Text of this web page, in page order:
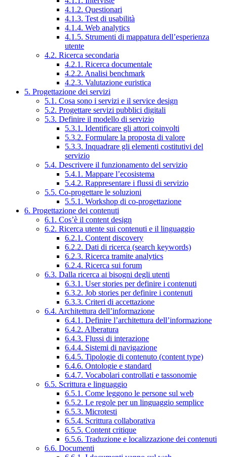
4.1.2. Questionari
4.1.3. Test di usabilità
4.1.4. Web analytics
4.1.5. Strumenti di mappatura dell’esperienza
utente
4.2. Ricerca secondaria
4.2.1. Ricerca documentale
4.2.2. Analisi benchmark
4.2.3. Valutazione euristica
5. Progettazione dei servizi
5.1. Cosa sono i servizi e il service design
5.2. Progettare servizi pubblici digitali
5.3. Definire il modello di servizio
5.3.1. Identificare gli attori coinvolti
5.3.2. Formulare la proposta di valore
5.3.3. Inquadrare gli elementi costitutivi del
servizio
5.4. Descrivere il funzionamento del servizio
5.4.1. Mappare l’ecosistema
5.4.2. Rappresentare i flussi di servizio
5.5. Co-progettare le soluzioni
5.5.1. Workshop di co-progettazione
6. Progettazione dei contenuti
6.1. Cos’è il content design
6.2. Ricerca utente sui contenuti e il linguaggio
6.2.1. Content discovery
6.2.2. Dati di ricerca (search keywords)
6.2.3. Ricerca tramite analytics
6.2.4. Ricerca sui forum
6.3. Dalla ricerca ai bisogni degli utenti
6.3.1. User stories per definire i contenuti
6.3.2. Job stories per definire i contenuti
6.3.3. Criteri di accettazione
6.4. Architettura dell’informazione
6.4.1. Definire l’architettura dell’informazione
6.4.2. Alberatura
6.4.3. Flussi di interazione
6.4.4. Sistemi di navigazione
6.4.5. Tipologie di contenuto (content type)
6.4.6. Ontologie e standard
6.4.7. Vocabolari controllati e tassonomie
6.5. Scrittura e linguaggio
6.5.1. Come leggono le persone sul web
6.5.2. Le regole per un linguaggio semplice
6.5.3. Microtesti
6.5.4. Scrittura collaborativa
6.5.5. Content critique
6.5.6. Traduzione e localizzazione dei contenuti
6.6. Documenti